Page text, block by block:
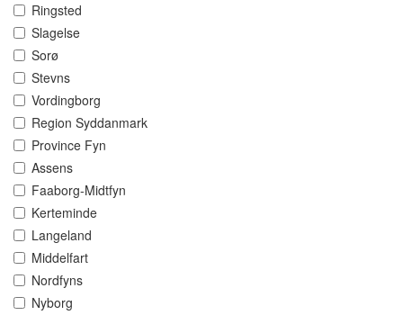
Ringsted
Slagelse
Sorø
Stevns
Vordingborg
Region Syddanmark
Province Fyn
Assens
Faaborg-Midtfyn
Kerteminde
Langeland
Middelfart
Nordfyns
Nyborg